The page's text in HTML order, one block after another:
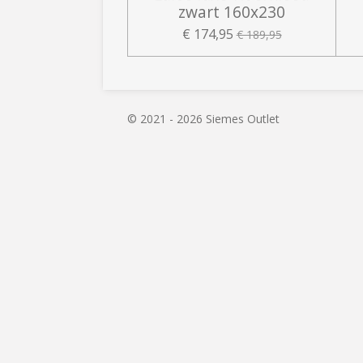
zwart 160x230
€ 174,95 € 189,95
© 2021 - 2026 Siemes Outlet